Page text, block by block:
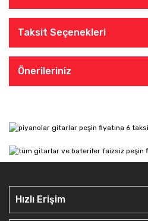
Taksit Seçenekleri
Önerileriniz
Hızlı Erişim